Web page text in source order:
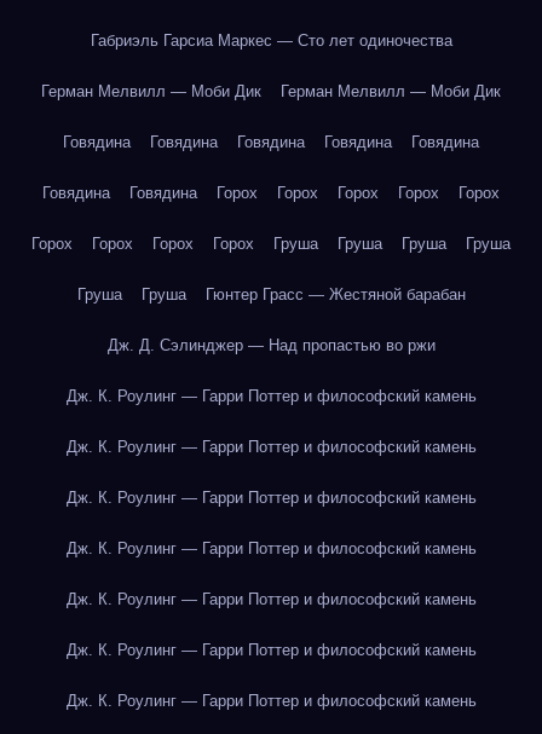
Габриэль Гарсиа Маркес — Сто лет одиночества
Герман Мелвилл — Моби Дик Герман Мелвилл — Моби Дик
Говядина Говядина Говядина Говядина Говядина
Говядина Говядина Горох Горох Горох Горох Горох
Горох Горох Горох Горох Груша Груша Груша Груша
Груша Груша Гюнтер Грасс — Жестяной барабан
Дж. Д. Сэлинджер — Над пропастью во ржи
Дж. К. Роулинг — Гарри Поттер и философский камень
Дж. К. Роулинг — Гарри Поттер и философский камень
Дж. К. Роулинг — Гарри Поттер и философский камень
Дж. К. Роулинг — Гарри Поттер и философский камень
Дж. К. Роулинг — Гарри Поттер и философский камень
Дж. К. Роулинг — Гарри Поттер и философский камень
Дж. К. Роулинг — Гарри Поттер и философский камень